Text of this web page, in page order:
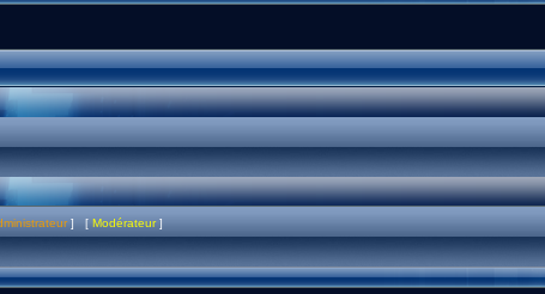
] [ Modérateur]